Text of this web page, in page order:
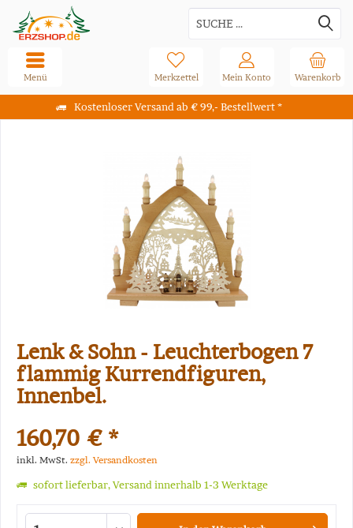
Kostenloser Versand ab € 99,- Bestellwert *
Warenkorb
Merkzettel Mein Konto
Menü
Lenk & Sohn - Leuchterbogen 7
flammig Kurrendfiguren,
Innenbel.
160,70 € *
inkl. MwSt. zzgl. Versandkosten
sofort lieferbar, Versand innerhalb 1-3 Werktage